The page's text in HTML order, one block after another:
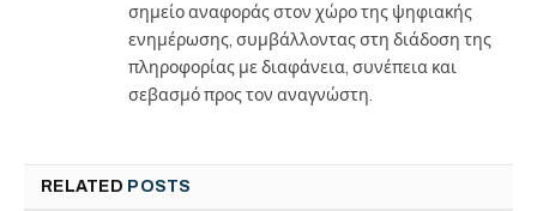
σημείο αναφοράς στον χώρο της ψηφιακής
ενημέρωσης, συμβάλλοντας στη διάδοση της
πληροφορίας με διαφάνεια, συνέπεια και
σεβασμό προς τον αναγνώστη.
RELATED POSTS